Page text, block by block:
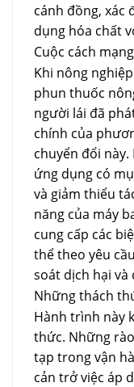
cánh đồng, xác
dụng hóa chất
Cuộc cách
Khi nông
phun thuốc
người lái đã
chính của
chuyển đổi
ứng dụng có
và giảm thiểu
năng của máy
cung cấp các
thể theo yêu
soát dịch hại và
Những thách
Hành trình này
thức. Những
tạp trong vận
cản trở việc áp